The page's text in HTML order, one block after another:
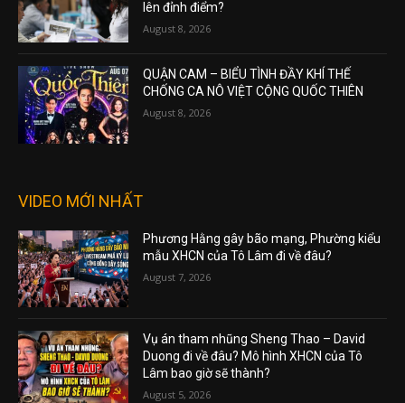
lên đỉnh điểm?
August 8, 2026
QUẬN CAM – BIỂU TÌNH ĐẦY KHÍ THẾ
CHỐNG CA NÔ VIỆT CỘNG QUỐC THIÊN
August 8, 2026
VIDEO MỚI NHẤT
Phương Hằng gây bão mạng, Phường kiểu
mẫu XHCN của Tô Lâm đi về đâu?
August 7, 2026
Vụ án tham nhũng Sheng Thao – David
Duong đi về đâu? Mô hình XHCN của Tô
Lâm bao giờ sẽ thành?
August 5, 2026